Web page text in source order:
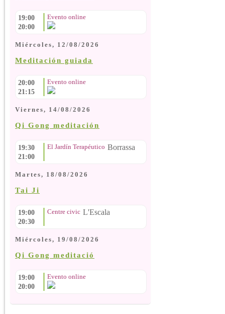
19:00
20:00
Evento online
Miércoles, 12/08/2026
Meditación guiada
20:00
21:15
Evento online
Viernes, 14/08/2026
Qi Gong meditación
19:30
21:00
El Jardín Terapéutico Borrassa
Martes, 18/08/2026
Tai Ji
19:00
20:30
Centre civic L'Escala
Miércoles, 19/08/2026
Qi Gong meditació
19:00
20:00
Evento online